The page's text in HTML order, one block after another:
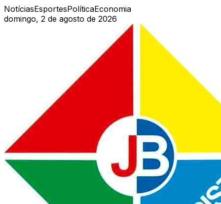
NotíciasEsportesPolíticaEconomia
domingo, 2 de agosto de 2026